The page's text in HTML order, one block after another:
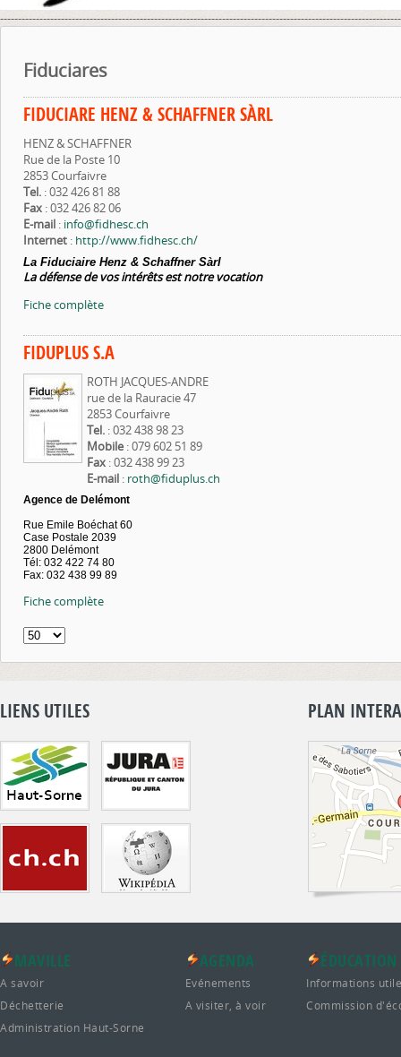
Fiduciares
FIDUCIARE HENZ & SCHAFFNER SÀRL
HENZ & SCHAFFNER
Rue de la Poste 10
2853 Courfaivre
Tel. : 032 426 81 88
Fax : 032 426 82 06
E-mail : info@fidhesc.ch
Internet : http://www.fidhesc.ch/
La Fiduciaire Henz & Schaffner Sàrl
La défense de vos intérêts est notre vocation
Fiche complète
FIDUPLUS S.A
ROTH JACQUES-ANDRE
rue de la Rauracie 47
2853 Courfaivre
Tel. : 032 438 98 23
Mobile : 079 602 51 89
Fax : 032 438 99 23
E-mail : roth@fiduplus.ch
Agence de Delémont
Rue Emile Boéchat 60
Case Postale 2039
2800 Delémont
Tél: 032 422 74 80
Fax: 032 438 99 89
Fiche complète
LIENS UTILES PLAN
MAVILLE
A savoir
Déchetterie
Administration Haut-Sorne
AGENDA
Evénements
A visiter, à voir
ÉDUCATION
Informations
Commission